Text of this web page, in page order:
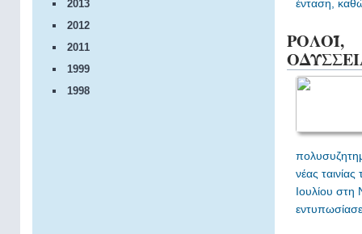
2013
2012
2011
1999
1998
ένταση,
ΡΟΛΟΪ,
νέας
Ιουλίου